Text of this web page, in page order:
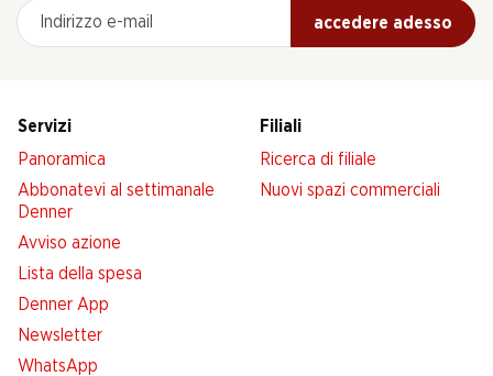
Indirizzo e-mail
accedere adesso
Servizi
Panoramica
Abbonatevi al settimanale
Denner
Avviso azione
Lista della spesa
Denner App
Newsletter
WhatsApp
Filiali
Ricerca di filiale
Nuovi spazi commerciali